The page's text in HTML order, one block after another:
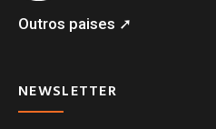
Outros paises ➚
NEWSLETTER